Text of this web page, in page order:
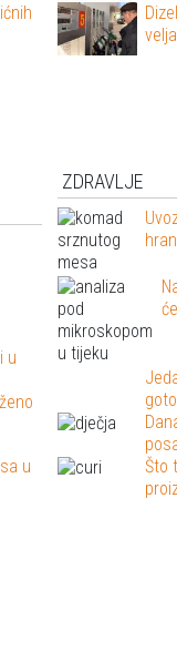
u
u
ZDRAVLJE
Što